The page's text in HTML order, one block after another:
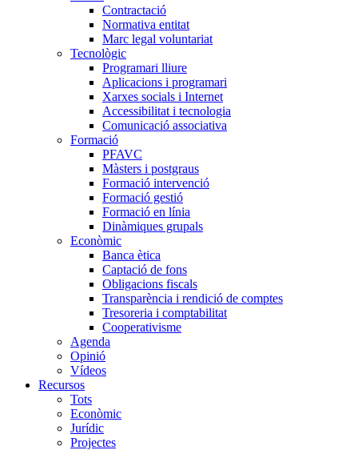
Contractació
Normativa entitat
Marc legal voluntariat
Tecnològic
Programari lliure
Aplicacions i programari
Xarxes socials i Internet
Accessibilitat i tecnologia
Comunicació associativa
Formació
PFAVC
Màsters i postgraus
Formació intervenció
Formació gestió
Formació en línia
Dinàmiques grupals
Econòmic
Banca ètica
Captació de fons
Obligacions fiscals
Transparència i rendició de comptes
Tresoreria i comptabilitat
Cooperativisme
Agenda
Opinió
Vídeos
Recursos
Tots
Econòmic
Jurídic
Projectes